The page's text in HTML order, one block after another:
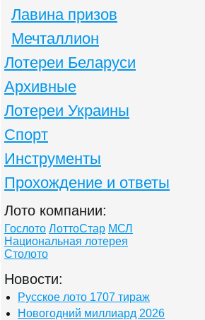
Лавина призов
Мечталлион
Лотереи Беларуси
Архивные
Лотереи Украины
Спорт
Инструменты
Прохождение и ответы
Лото компании:
Гослото ЛоттоСтар МСЛ
Национальная лотерея
Столото
Новости:
Русское лото 1707 тираж
Новогодний миллиард 2026